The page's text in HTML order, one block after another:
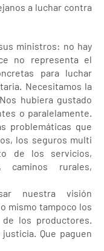
a luchar contra
ministros: no hay
no representa el
para luchar
Necesitamos la
hubiera gustado
o paralelamente.
problemáticas que
los seguros multi
de los servicios,
caminos rurales,
nuestra visión
mismo tampoco los
los productores.
Que paguen